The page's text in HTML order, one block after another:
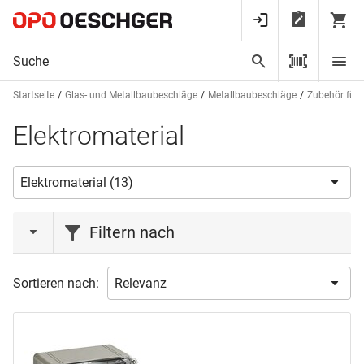
Startseite Glas- und Metallbaubeschläge Metallbaubeschläge Zubehör für
Elektromaterial
Filtern nach
OK-LINE (3)
Produktart
Sortieren nach: